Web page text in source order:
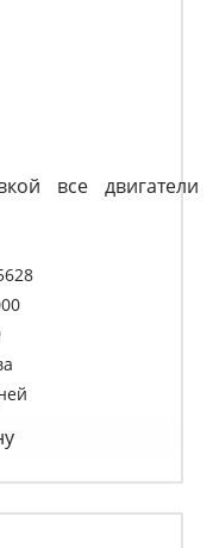
все двигатели